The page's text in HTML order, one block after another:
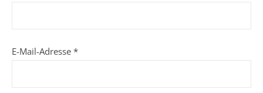
E-Mail-Adresse *